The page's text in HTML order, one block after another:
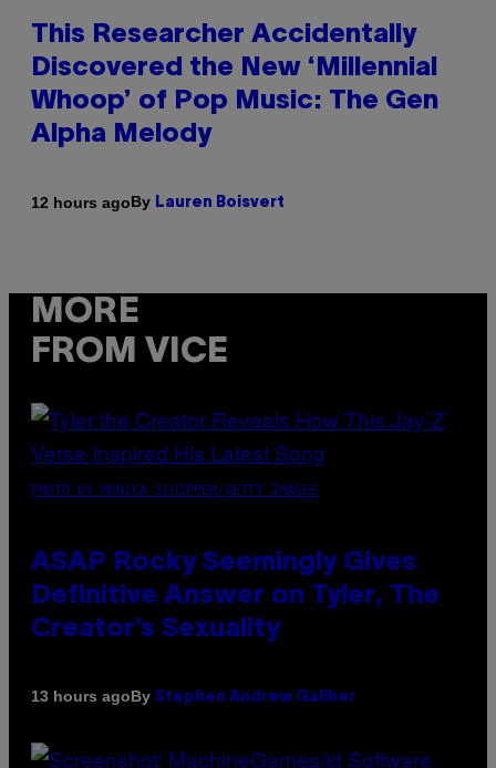
This Researcher Accidentally
Discovered the New ‘Millennial
Whoop’ of Pop Music: The Gen
Alpha Melody
12 hours agoBy Lauren Boisvert
MORE
FROM VICE
PHOTO BY MONICA SCHIPPER/GETTY IMAGES
ASAP Rocky Seemingly Gives
Definitive Answer on Tyler, The
Creator’s Sexuality
13 hours agoBy Stephen Andrew Galiher